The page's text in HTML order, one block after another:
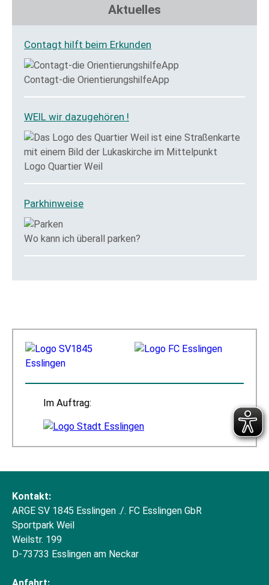
Aktuelles
Contagt hilft beim Erkunden
Contagt-die OrientierungshilfeApp
WEIL wir dazugehören !
Logo Quartier Weil
Parkhinweise
Wo kann ich überall parken?
Im Auftrag:
Kontakt:
ARGE SV 1845 Esslingen ./. FC Esslingen GbR
Sportpark Weil
Weilstr. 199
D-73733 Esslingen am Neckar